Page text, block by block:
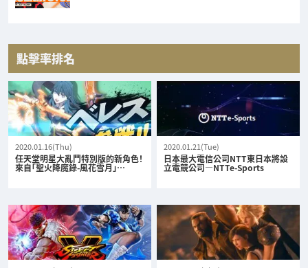
點擊率排名
2020.01.16(Thu)
任天堂明星大亂鬥特別版的新角色！
來自「聖火降魔錄-風花雪月」…
2020.01.21(Tue)
日本最大電信公司NTT東日本將設
立電競公司—NTTe-Sports